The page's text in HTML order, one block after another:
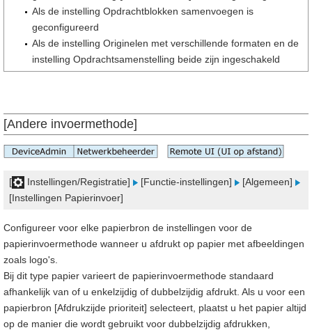
Als de instelling Opdrachtblokken samenvoegen is
geconfigureerd
Als de instelling Originelen met verschillende formaten en de
instelling Opdrachtsamenstelling beide zijn ingeschakeld
[Andere invoermethode]
[ Instellingen/Registratie] [Functie-instellingen]
[Algemeen]
[Instellingen Papierinvoer]
Configureer voor elke papierbron de instellingen voor de
papierinvoermethode wanneer u afdrukt op papier met afbeeldingen
zoals logo's.
Bij dit type papier varieert de papierinvoermethode standaard
afhankelijk van of u enkelzijdig of dubbelzijdig afdrukt. Als u voor een
papierbron [Afdrukzijde prioriteit] selecteert, plaatst u het papier altijd
op de manier die wordt gebruikt voor dubbelzijdig afdrukken,